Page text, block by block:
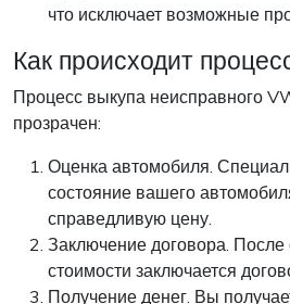
что исключает возможные
Как происходит
Процесс выкупа неисправного
прозрачен:
Оценка автомобиля.
состояние вашего
справедливую цену.
Заключение договора. После
стоимости заключается
Получение денег. Вы